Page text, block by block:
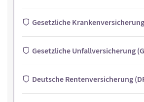
Gesetzliche
Gesetzliche Unfallversicherung
Deutsche Rentenversicherung